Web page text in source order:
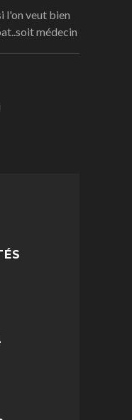
l'on veut bien
médecin